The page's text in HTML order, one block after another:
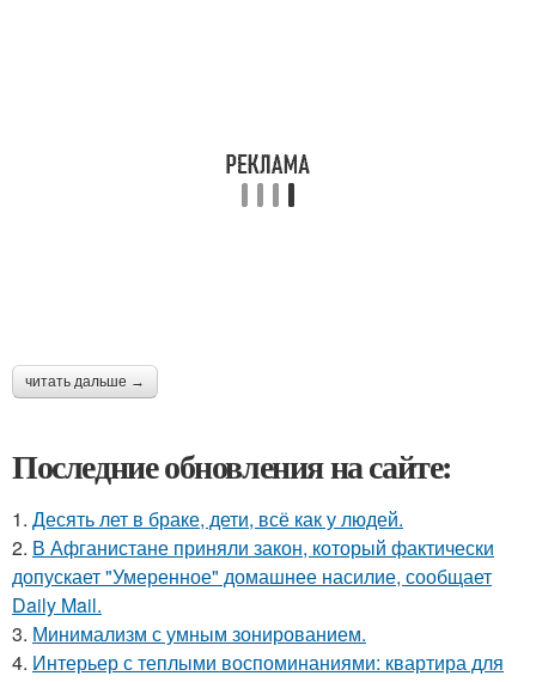
читать дальше →
Последние обновления на сайте:
1. Десять лет в браке, дети, всё как у людей.
2. В Афганистане приняли закон, который фактически
допускает "Умеренное" домашнее насилие, сообщает
Daily Mail.
3. Минимализм с умным зонированием.
4. Интерьер с теплыми воспоминаниями: квартира для